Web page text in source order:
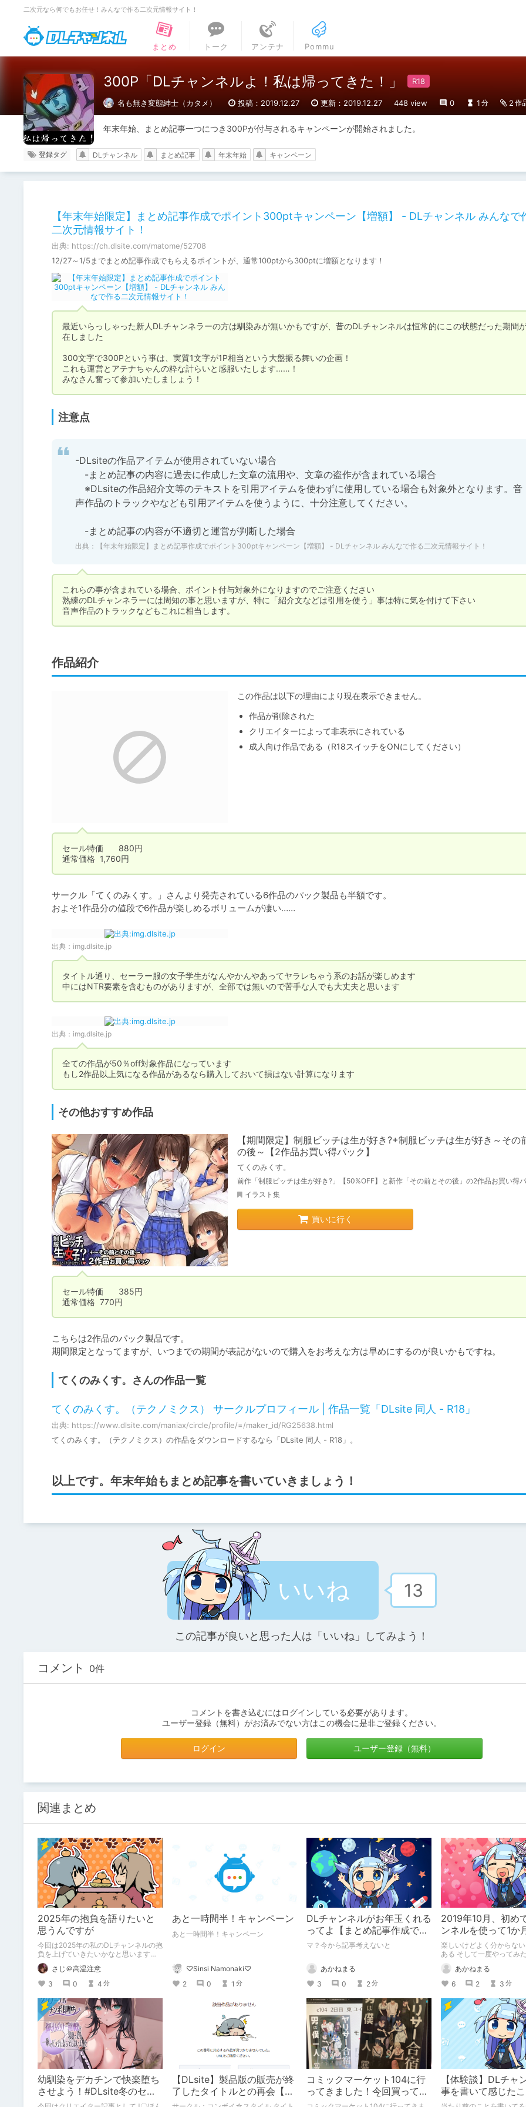
二次元なら何でもお任せ！みんなで作る二次元情報サイト！
DLチャンネル
まとめ
トーク アンテナ Pommu
300P「DLチャンネルよ！私は帰ってきた！」
名も無き変態紳士（カタメ） 投稿：2019.12.27 更新：2019.12.27 448 view 0 1 分 2 作
年末年始、まとめ記事一つにつき300Pが付与されるキャンペーンが開始されました。
登録タグ DLチャンネル まとめ記事 年末年始 キャンペーン
【年末年始限定】まとめ記事作成でポイント300ptキャンペーン【増額】 - DLチャンネル みんなで
二次元情報サイト！
出典: https://ch.dlsite.com/matome/52708
12/27～1/5までまとめ記事作成でもらえるポイントが、通常100ptから300ptに増額となります！
最近いらっしゃった新人DLチャンネラーの方は馴染みが無いかもですが、昔のDLチャンネルは恒常的にこの状態だった期間
在しました
300文字で300Pという事は、実質1文字が1P相当という大盤振る舞いの企画！
これも運営とアテナちゃんの粋な計らいと感服いたします……！
みなさん奮って参加いたしましょう！
注意点
-DLsiteの作品アイテムが使用されていない場合
-まとめ記事の内容に過去に作成した文章の流用や、文章の盗作が含まれている場合
※DLsiteの作品紹介文等のテキストを引用アイテムを使わずに使用している場合も対象外となります。音
声作品のトラックやなども引用アイテムを使うように、十分注意してください。
-まとめ記事の内容が不適切と運営が判断した場合
出典： 【年末年始限定】まとめ記事作成でポイント300ptキャンペーン【増額】 - DLチャンネル みんなで作る二次元情報サイト！
これらの事が含まれている場合、ポイント付与対象外になりますのでご注意ください
熟練のDLチャンネラーには周知の事と思いますが、特に「紹介文などは引用を使う」事は特に気を付けて下さい
音声作品のトラックなどもこれに相当します。
作品紹介
この作品は以下の理由により現在表示できません。
作品が削除された
クリエイターによって非表示にされている
成人向け作品である（R18スイッチをONにしてください）
セール特価	880円
通常価格	1,760円
サークル「てくのみくす。」さんより発売されている6作品のパック製品も半額です。
およそ1作品分の値段で6作品が楽しめるボリュームが凄い……
出典： img.dlsite.jp
タイトル通り、セーラー服の女子学生がなんやかんやあってヤラレちゃう系のお話が楽しめます
中にはNTR要素を含むものがありますが、全部では無いので苦手な人でも大丈夫と思います
出典： img.dlsite.jp
全ての作品が50％off対象作品になっています
もし2作品以上気になる作品があるなら購入しておいて損はない計算になります
その他おすすめ作品
【期間限定】制服ビッチは生が好き?+制服ビッチは生が好き～その
の後～【2作品お買い得パック】
てくのみくす。
前作「制服ビッチは生が好き?」【50%OFF】と新作「その前とその後」の2作品お買い得パ
イラスト集
買いに行く
セール特価	385円
通常価格	770円
こちらは2作品のパック製品です。
期間限定となってますが、いつまでの期間が表記がないので購入をお考えな方は早めにするのが良いかもですね。
てくのみくす。さんの作品一覧
てくのみくす。（テクノミクス） サークルプロフィール | 作品一覧「DLsite 同人 - R18」
出典: https://www.dlsite.com/maniax/circle/profile/=/maker_id/RG25638.html
てくのみくす。（テクノミクス）の作品をダウンロードするなら「DLsite 同人 - R18」。
以上です。年末年始もまとめ記事を書いていきましょう！
いいね 13
この記事が良いと思った人は「いいね」してみよう！
コメント 0件
コメントを書き込むにはログインしている必要があります。
ユーザー登録（無料）がお済みでない方はこの機会に是非ご登録ください。
ログイン ユーザー登録（無料）
関連まとめ
2025年の抱負を語りたいと
思うんですが
今回は2025年の私のDLチャンネルの抱
負を上げていきたいかなと思います。
自分の中で自分の出来る目標を決めて
いきたいと思います。
さじ＠高温注意
3
0 4 分
あと一時間半！キャンペーン
あと一時間半！キャンペーン
♡Sinsi Namonaki♡
2
0 1 分
DLチャンネルがお年玉くれる
ってよ【まとめ記事作成で
300ptキャンペーン】
マ？今から記事考えないと
あかねまる
3
0 2分
2019年10月、初め
ンネルを使って1か
感想R/T/A
楽しいけどよく分からな
ある そして一度やってみ
避けの/
あかねまる
6
2 3 分
幼馴染をデカチンで快楽堕ち
させよう！#DLsite冬のセー
ルで買ったもの
【DLsite】製品版の販売が終
了したタイトルとの再会【ア
ンテナ】
コミックマーケット104に行
ってきました！今回買ってき
た作品を紹介！③
【体験談】DLチャ
事を書いて感じた
てみます